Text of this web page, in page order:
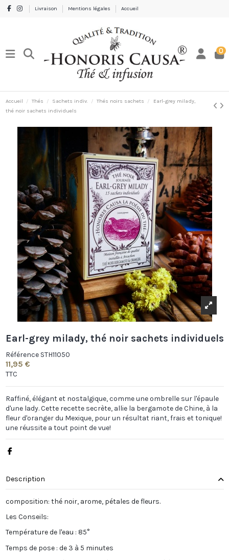
Livraison Mentions légales Accueil
0
Accueil Thés Sachets indiv. Thés noirs sachets
Earl-grey milady,
thé noir sachets individuels
Earl-grey milady, thé noir sachets individuels
Référence STH11050
11,95 €
TTC
Raffiné, élégant et nostalgique, comme une ombrelle sur l'épaule
d'une lady. Cette recette secrète, allie la bergamote de Chine, à la
fleur d'oranger du Mexique, pour un résultat riant, frais et tonique!
une réussite a tout point de vue!
Description
composition: thé noir, arome, pétales de fleurs.
Les Conseils:
Température de l'eau : 85°
Temps de pose : de 3 à 5 minutes